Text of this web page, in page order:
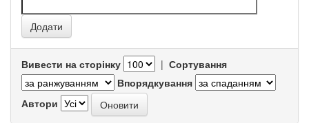
Вивести на сторінку | Сортування
Впорядкування
Автори